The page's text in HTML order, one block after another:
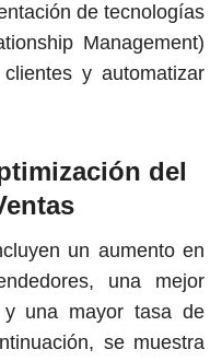
de tecnologías
Management)
y automatizar
del
un aumento en
una mejor
una mayor tasa de
se muestra